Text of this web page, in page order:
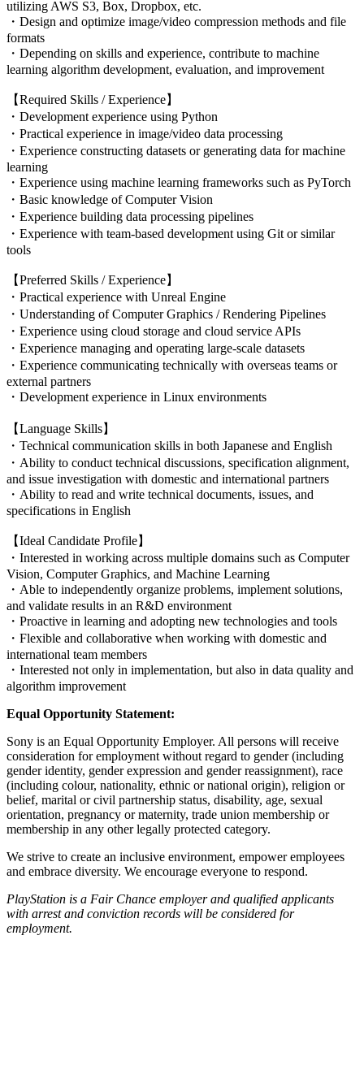
utilizing AWS S3, Box, Dropbox, etc.
・Design and optimize image/video compression methods and file
formats
・Depending on skills and experience, contribute to machine
learning algorithm development, evaluation, and improvement
【Required Skills / Experience】
・Development experience using Python
・Practical experience in image/video data processing
・Experience constructing datasets or generating data for machine
learning
・Experience using machine learning frameworks such as PyTorch
・Basic knowledge of Computer Vision
・Experience building data processing pipelines
・Experience with team-based development using Git or similar
tools
【Preferred Skills / Experience】
・Practical experience with Unreal Engine
・Understanding of Computer Graphics / Rendering Pipelines
・Experience using cloud storage and cloud service APIs
・Experience managing and operating large-scale datasets
・Experience communicating technically with overseas teams or
external partners
・Development experience in Linux environments
【Language Skills】
・Technical communication skills in both Japanese and English
・Ability to conduct technical discussions, specification alignment,
and issue investigation with domestic and international partners
・Ability to read and write technical documents, issues, and
specifications in English
【Ideal Candidate Profile】
・Interested in working across multiple domains such as Computer
Vision, Computer Graphics, and Machine Learning
・Able to independently organize problems, implement solutions,
and validate results in an R&D environment
・Proactive in learning and adopting new technologies and tools
・Flexible and collaborative when working with domestic and
international team members
・Interested not only in implementation, but also in data quality and
algorithm improvement
Equal Opportunity Statement:
Sony is an Equal Opportunity Employer. All persons will receive
consideration for employment without regard to gender (including
gender identity, gender expression and gender reassignment), race
(including colour, nationality, ethnic or national origin), religion or
belief, marital or civil partnership status, disability, age, sexual
orientation, pregnancy or maternity, trade union membership or
membership in any other legally protected category.
We strive to create an inclusive environment, empower employees
and embrace diversity. We encourage everyone to respond.
PlayStation is a Fair Chance employer and qualified applicants
with arrest and conviction records will be considered for
employment.